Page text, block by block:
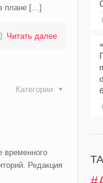
плане[…]
Читать далее
Категории
временного
Редакция